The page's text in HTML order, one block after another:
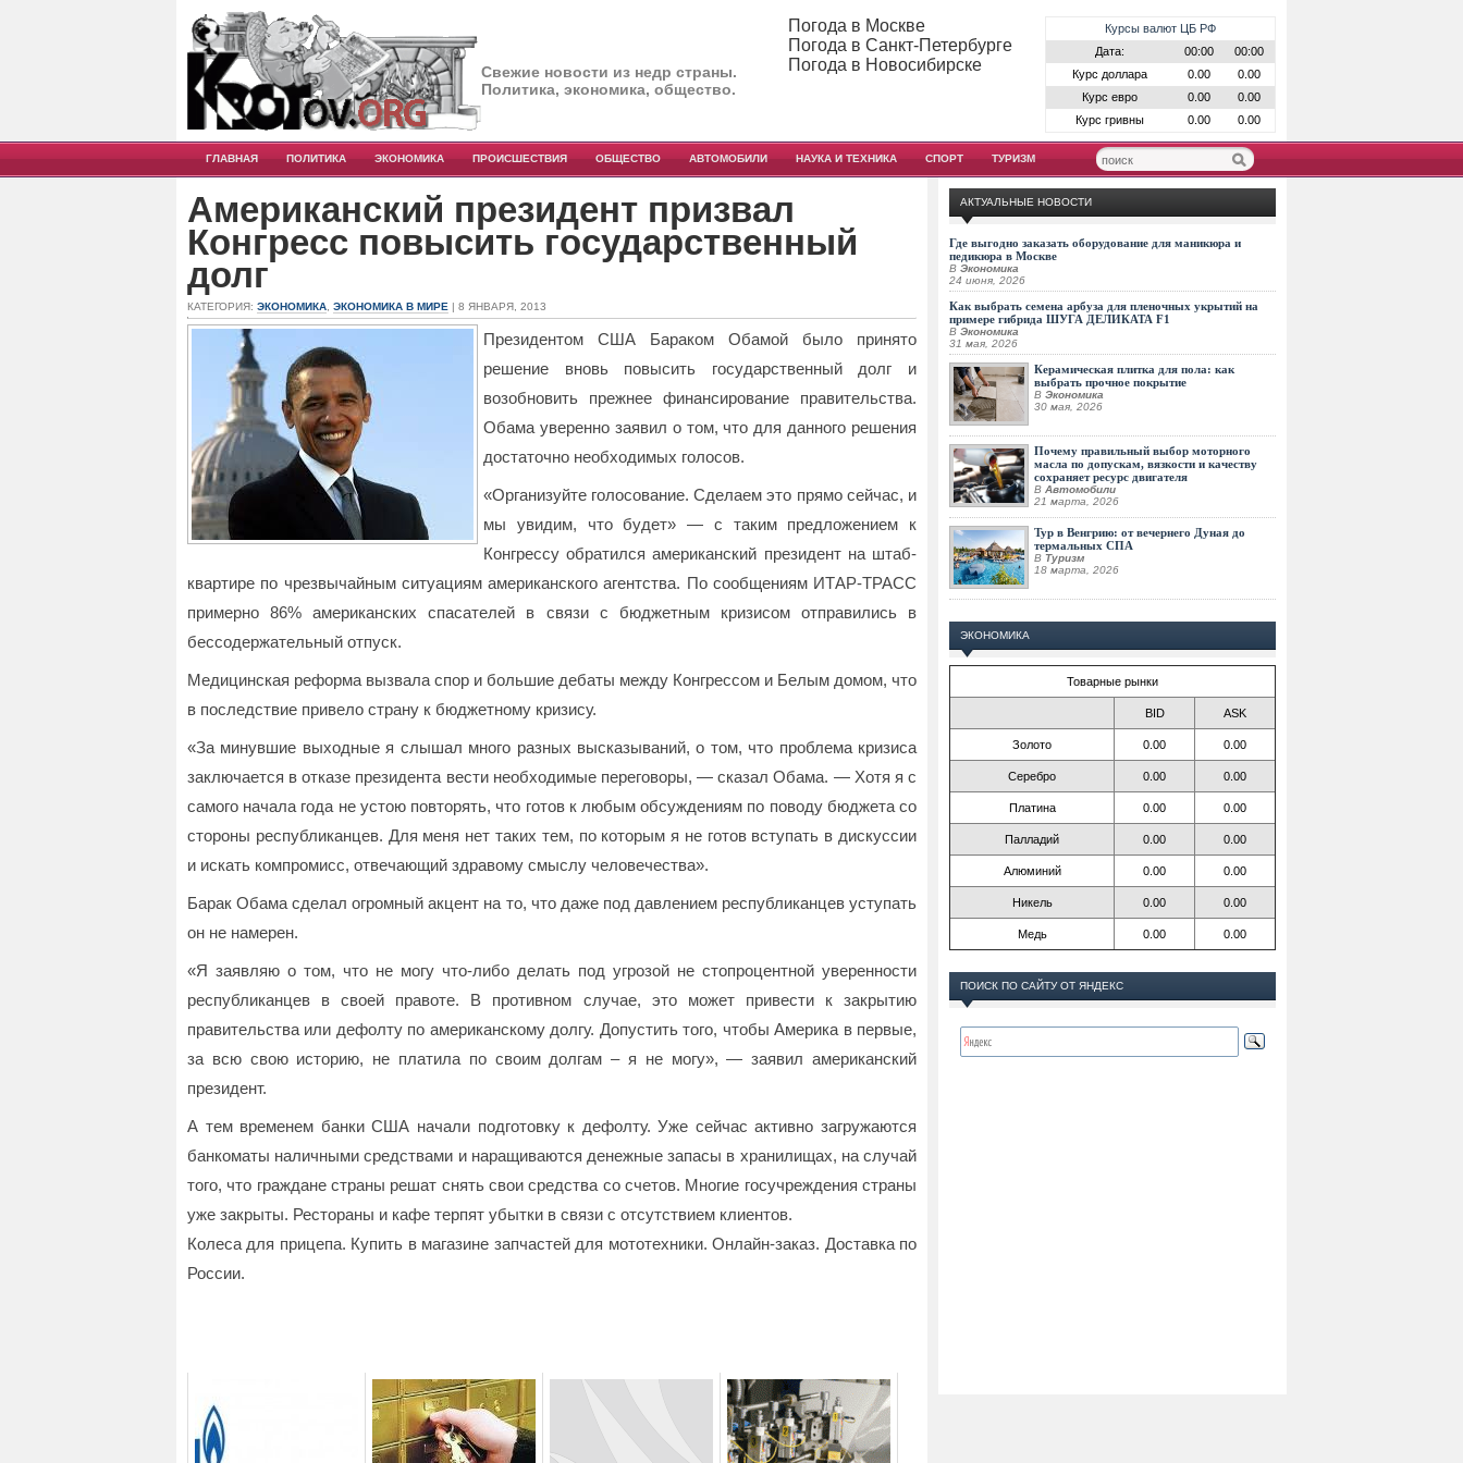
Свежие новости из недр страны.
Политика, экономика, общество.
Курсы валют ЦБ РФ
Дата:
00:00
00:00
Курс доллара
0.00
0.00
Курс евро
0.00
0.00
Курс гривны
0.00 0.00
Погода в Москве
Погода в Санкт-Петербурге
Погода в Новосибирске
ГЛАВНАЯ ПОЛИТИКА ЭКОНОМИКА ПРОИСШЕСТВИЯ ОБЩЕСТВО АВТОМОБИЛИ НАУКА И ТЕХНИКА СПОРТ ТУРИЗМ
Американский президент призвал
Конгресс повысить государственный
долг
КАТЕГОРИЯ: ЭКОНОМИКА ЭКОНОМИКА В МИРЕ | 8 ЯНВАРЯ, 2013
Президентом США Бараком Обамой было принято
решение вновь повысить государственный долг и
возобновить прежнее финансирование правительства.
Обама уверенно заявил о том, что для данного решения
достаточно необходимых голосов.
«Организуйте голосование. Сделаем это прямо сейчас, и
мы увидим, что будет» — с таким предложением к
Конгрессу обратился американский президент на штаб-
квартире по чрезвычайным ситуациям американского агентства. По сообщениям ИТАР-ТРАСС
примерно 86% американских спасателей в связи с бюджетным кризисом отправились в
бессодержательный отпуск.
Медицинская реформа вызвала спор и большие дебаты между Конгрессом и Белым домом, что
в последствие привело страну к бюджетному кризису.
«За минувшие выходные я слышал много разных высказываний, о том, что проблема кризиса
заключается в отказе президента вести необходимые переговоры, — сказал Обама. — Хотя я с
самого начала года не устою повторять, что готов к любым обсуждениям по поводу бюджета со
стороны республиканцев. Для меня нет таких тем, по которым я не готов вступать в дискуссии
и искать компромисс, отвечающий здравому смыслу человечества».
Барак Обама сделал огромный акцент на то, что даже под давлением республиканцев уступать
он не намерен.
«Я заявляю о том, что не могу что-либо делать под угрозой не стопроцентной уверенности
республиканцев в своей правоте. В противном случае, это может привести к закрытию
правительства или дефолту по американскому долгу. Допустить того, чтобы Америка в первые,
за всю свою историю, не платила по своим долгам – я не могу», — заявил американский
президент.
А тем временем банки США начали подготовку к дефолту. Уже сейчас активно загружаются
банкоматы наличными средствами и наращиваются денежные запасы в хранилищах, на случай
того, что граждане страны решат снять свои средства со счетов. Многие госучреждения страны
уже закрыты. Рестораны и кафе терпят убытки в связи с отсутствием клиентов.
Колеса для прицепа. Купить в магазине запчастей для мототехники. Онлайн-заказ. Доставка по
России.
АКТУАЛЬНЫЕ НОВОСТИ
Где выгодно заказать оборудование для маникюра и
педикюра в Москве
В Экономика
24 июня, 2026
Как выбрать семена арбуза для пленочных укрытий на
примере гибрида ШУГА ДЕЛИКАТА F1
В Экономика
31 мая, 2026
Керамическая плитка для пола: как
выбрать прочное покрытие
В Экономика
30 мая, 2026
Почему правильный выбор моторного
масла по допускам, вязкости и качеству
сохраняет ресурс двигателя
В Автомобили
21 марта, 2026
Тур в Венгрию: от вечернего Дуная до
термальных СПА
В Туризм
18 марта, 2026
ЭКОНОМИКА
Товарные рынки
BID ASK
Золото 0.00 0.00
Серебро 0.00 0.00
Платина 0.00 0.00
Палладий 0.00 0.00
Алюминий 0.00 0.00
Никель 0.00 0.00
Медь 0.00 0.00
ПОИСК ПО САЙТУ ОТ ЯНДЕКС